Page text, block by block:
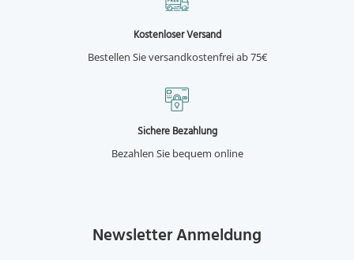
Kostenloser Versand
Bestellen Sie versandkostenfrei ab 75€
Sichere Bezahlung
Bezahlen Sie bequem online
Newsletter Anmeldung